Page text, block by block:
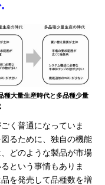
種大量生産時代と多品種少量
く普通になっていま
るために、独自の機能
どのような製品が市場
という事情もありま
を発売して品種数を増